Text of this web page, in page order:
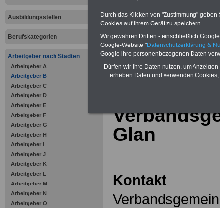
Ausbildungsstellen
Berufskategorien
Arbeitgeber nach Städten
Arbeitgeber A
Arbeitgeber B
Arbeitgeber C
Arbeitgeber D
Arbeitgeber E
Arbeitgeber F
Arbeitgeber G
Arbeitgeber H
Arbeitgeber I
Arbeitgeber J
Arbeitgeber K
Arbeitgeber L
Arbeitgeber M
Arbeitgeber N
Arbeitgeber O
Krankenversicherung
zurück zur
Glan
Kontakt
Durch das Klicken von "Zustimmung"
Cookies auf Ihrem Gerät zu speichern.
Wir gewähren Dritten - einschließlich
Google-Website "Datenschutzerklärung &
Google ihre personenbezogenen Daten
Dürfen wir Ihre Daten nutzen, um
erheben Daten und verwenden